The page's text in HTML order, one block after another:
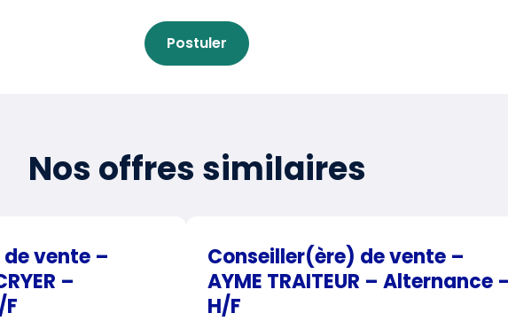
Postuler
Nos offres similaires
vente –
–
Conseiller(ère) de vente –
AYME TRAITEUR – Alternance
H/F